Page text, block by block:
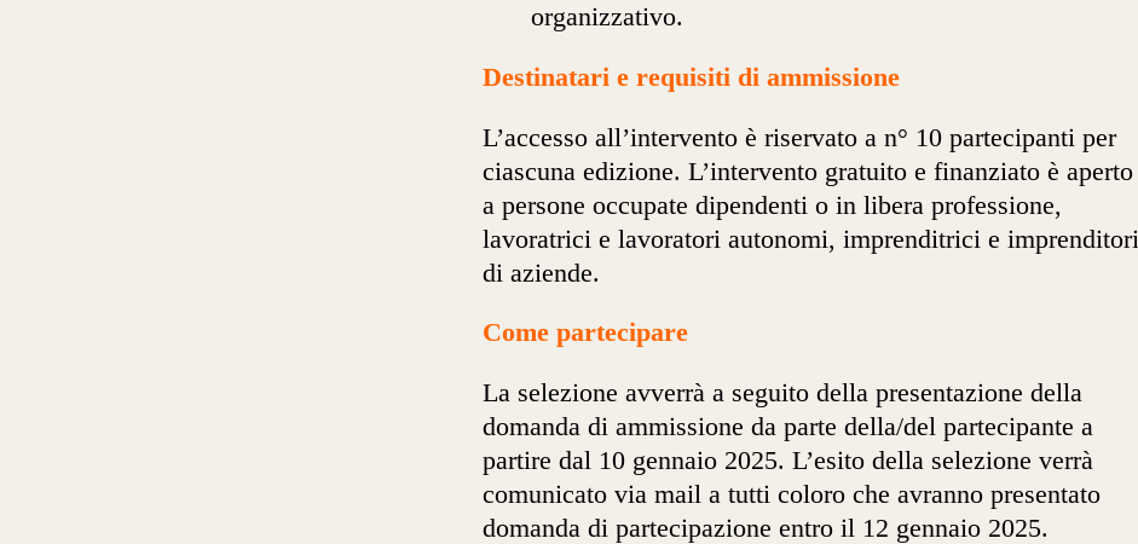
organizzativo.
Destinatari e requisiti di ammissione
L’accesso all’intervento è riservato a n° 10 partecipanti per
ciascuna edizione. L’intervento gratuito e finanziato è aperto
a persone occupate dipendenti o in libera professione,
lavoratrici e lavoratori autonomi, imprenditrici e imprenditori
di aziende.
Come partecipare
La selezione avverrà a seguito della presentazione della
domanda di ammissione da parte della/del partecipante a
partire dal 10 gennaio 2025. L’esito della selezione verrà
comunicato via mail a tutti coloro che avranno presentato
domanda di partecipazione entro il 12 gennaio 2025.